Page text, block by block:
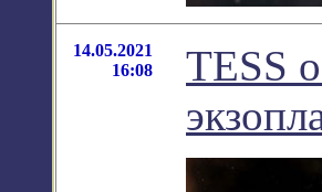
14.05.2021
16:08
TESS